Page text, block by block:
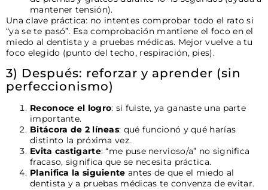
mantener tensión).
Una clave práctica: no intentes comprobar todo el rato si
“ya se te pasó”. Esa comprobación mantiene el foco en el
miedo al dentista y a pruebas médicas. Mejor vuelve a tu
foco elegido (punto del techo, respiración, pies).
3) Después: reforzar y aprender (sin
perfeccionismo)
Reconoce el logro: si fuiste, ya ganaste una parte
importante.
Bitácora de 2 líneas: qué funcionó y qué harías
distinto la próxima vez.
Evita castigarte: “me puse nervioso/a” no significa
fracaso, significa que se necesita práctica.
Planifica la siguiente antes de que el miedo al
dentista y a pruebas médicas te convenza de evitar.